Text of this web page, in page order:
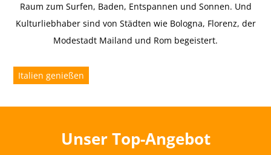
Raum zum Surfen, Baden, Entspannen und Sonnen. Und
Kulturliebhaber sind von Städten wie Bologna, Florenz, der
Modestadt Mailand und Rom begeistert.
Italien genießen
Unser Top-Angebot